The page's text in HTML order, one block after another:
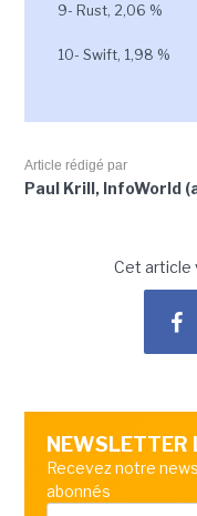
9- Rust, 2,06 %
10- Swift, 1,98 %
Article rédigé par
Paul Krill, InfoWorld
Cet article
NEWSLETTER
Recevez notre
abonnés